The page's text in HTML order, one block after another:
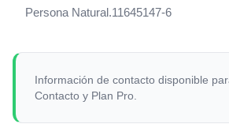
Persona Natural.11645147-6
Información de contacto disponible
Contacto y Plan Pro.